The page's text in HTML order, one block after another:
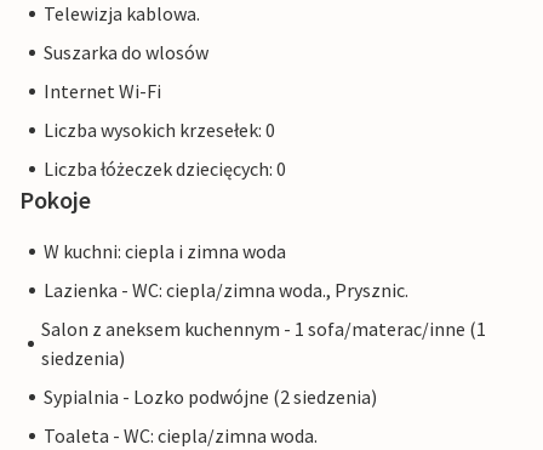
Telewizja kablowa.
Suszarka do wlosów
Internet Wi-Fi
Liczba wysokich krzesełek: 0
Liczba łóżeczek dziecięcych: 0
Pokoje
W kuchni: ciepla i zimna woda
Lazienka - WC: ciepla/zimna woda., Prysznic.
Salon z aneksem kuchennym - 1 sofa/materac/inne (1
siedzenia)
Sypialnia - Lozko podwójne (2 siedzenia)
Toaleta - WC: ciepla/zimna woda.